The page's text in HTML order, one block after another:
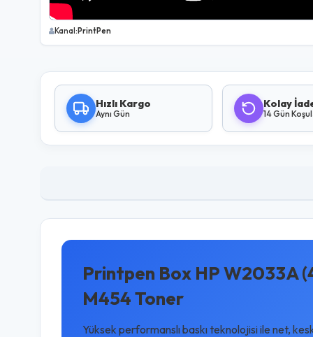
Kanal:PrintPen
Hızlı Kargo
Aynı Gün
Kolay
14 Gün
Printpen Box HP W2033A
M454 Toner
Yüksek performanslı baskı teknolojisi ile net,